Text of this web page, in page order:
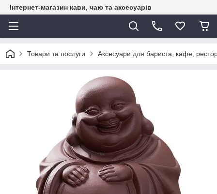
Інтернет-магазин кави, чаю та аксесуарів
Товари та послуги Аксесуари для бариста, кафе,